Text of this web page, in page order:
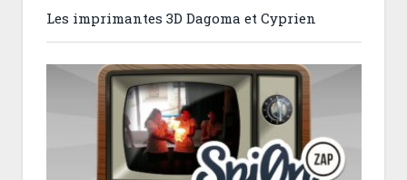
Les imprimantes 3D Dagoma et Cyprien